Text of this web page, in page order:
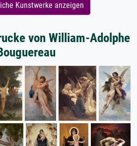
Kunstwerke anzeigen
von William-Adolphe